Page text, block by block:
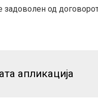
задоволен од
апликација